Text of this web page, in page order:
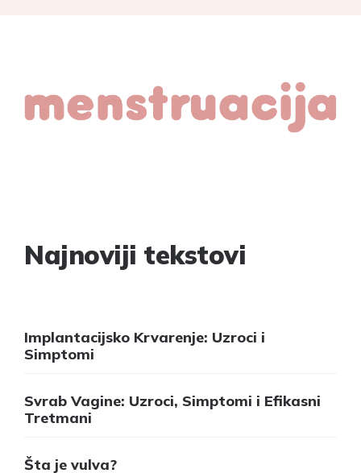
Najnoviji tekstovi
Implantacijsko Krvarenje: Uzroci i
Simptomi
Svrab Vagine: Uzroci, Simptomi i Efikasni
Tretmani
Šta je vulva?